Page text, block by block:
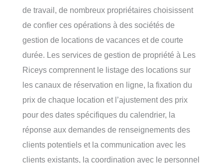
de travail, de nombreux propriétaires choisissent
de confier ces opérations à des sociétés de
gestion de locations de vacances et de courte
durée. Les services de gestion de propriété à Les
Riceys comprennent le listage des locations sur
les canaux de réservation en ligne, la fixation du
prix de chaque location et l’ajustement des prix
pour des dates spécifiques du calendrier, la
réponse aux demandes de renseignements des
clients potentiels et la communication avec les
clients existants, la coordination avec le personnel